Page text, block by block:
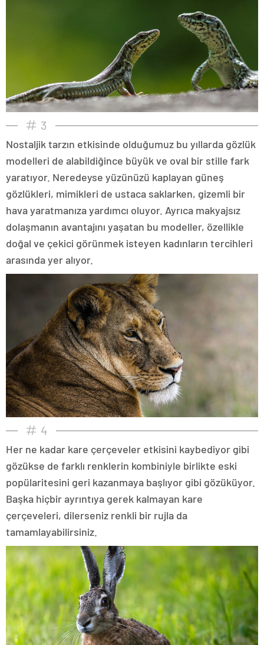
3
Nostaljik tarzın etkisinde olduğumuz bu yıllarda gözlük
modelleri de alabildiğince büyük ve oval bir stille fark
yaratıyor. Neredeyse yüzünüzü kaplayan güneş
gözlükleri, mimikleri de ustaca saklarken, gizemli bir
hava yaratmanıza yardımcı oluyor. Ayrıca makyajsız
dolaşmanın avantajını yaşatan bu modeller, özellikle
doğal ve çekici görünmek isteyen kadınların tercihleri
arasında yer alıyor.
4
Her ne kadar kare çerçeveler etkisini kaybediyor gibi
gözükse de farklı renklerin kombiniyle birlikte eski
popülaritesini geri kazanmaya başlıyor gibi gözüküyor.
Başka hiçbir ayrıntıya gerek kalmayan kare
çerçeveleri, dilerseniz renkli bir rujla da
tamamlayabilirsiniz.